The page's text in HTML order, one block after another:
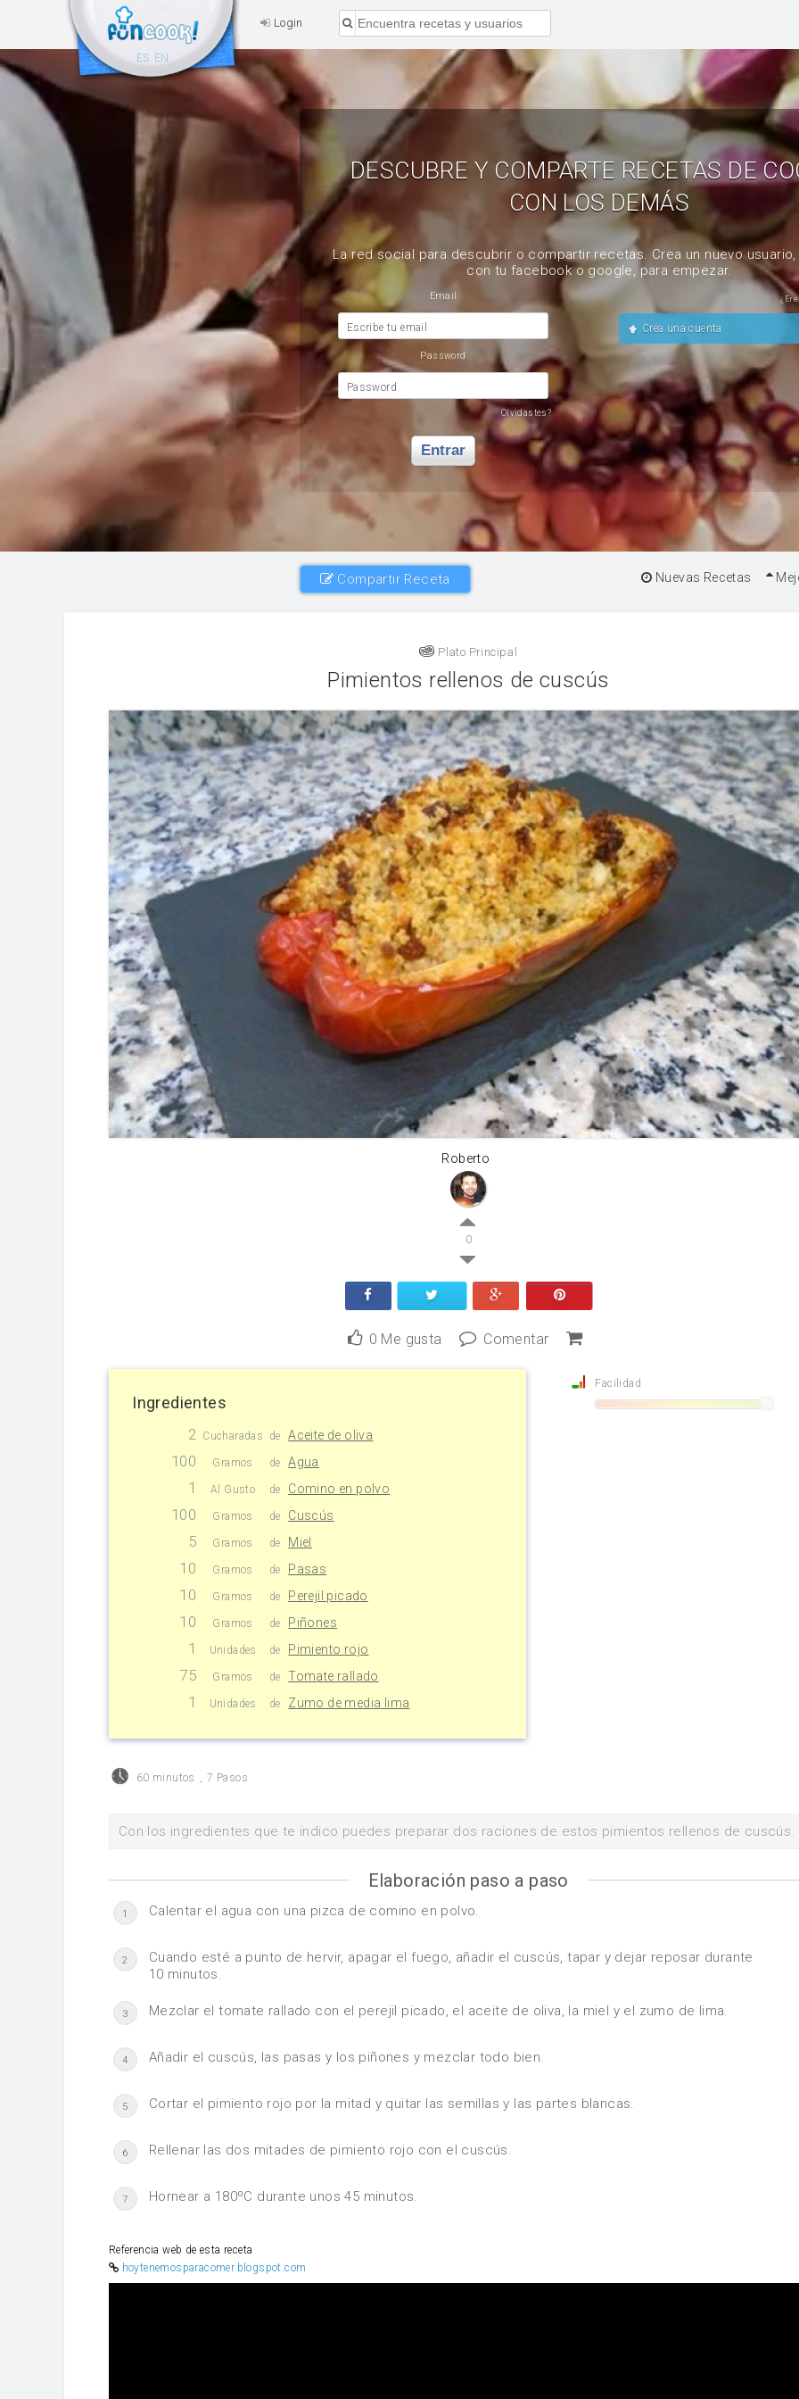
Login
ES EN
DESCUBRE Y COMPARTE RECETAS DE
CON LOS DEMÁS
La red social para descubrir o compartir recetas. Crea un nuevo
con tu facebook o google, para empezar.
Email
Escribe tu email
Password
Password
Olvidastes?
Entrar
Crea una cuenta
Compartir Receta Nuevas Recetas
Plato Principal
Pimientos rellenos de cuscús
Roberto
0
0 Me gusta Comentar
Ingredientes
2 Cucharadas de Aceite de oliva
100 Gramos de Agua
1 Al Gusto de Comino en polvo
100 Gramos de Cuscús
5 Gramos de Miel
10 Gramos de Pasas
10 Gramos de Perejil picado
10 Gramos de Piñones
1 Unidades de Pimiento rojo
75 Gramos de Tomate rallado
1 Unidades de Zumo de media lima
Facilidad
60 minutos , 7 Pasos
Con los ingredientes que te indico puedes preparar dos raciones de estos pimientos rellenos de cuscús.
Elaboración paso a paso
1 Calentar el agua con una pizca de comino en polvo.
2
Cuando esté a punto de hervir, apagar el fuego, añadir el cuscús, tapar y dejar reposar durante
10 minutos.
3 Mezclar el tomate rallado con el perejil picado, el aceite de oliva, la miel y el zumo de lima.
4 Añadir el cuscús, las pasas y los piñones y mezclar todo bien.
5 Cortar el pimiento rojo por la mitad y quitar las semillas y las partes blancas.
6 Rellenar las dos mitades de pimiento rojo con el cuscús.
7 Hornear a 180ºC durante unos 45 minutos.
Referencia web de esta receta
hoytenemosparacomer.blogspot.com